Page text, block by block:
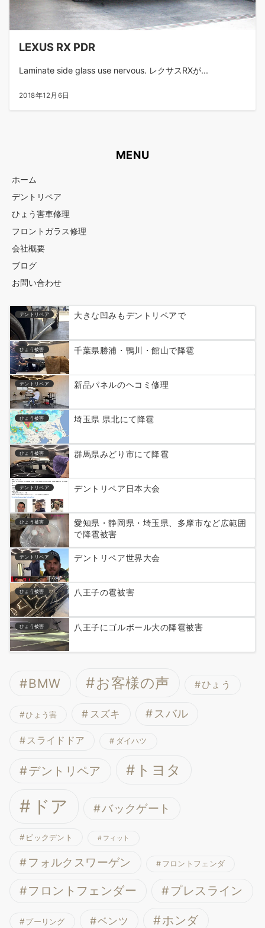
LEXUS RX PDR
Laminate side glass use nervous. レクサスRXが...
2018年12月6日
MENU
ホーム
デントリペア
ひょう害車修理
フロントガラス修理
会社概要
ブログ
お問い合わせ
デントリペア 大きな凹みもデントリペアで
ひょう被害 千葉県勝浦・鴨川・館山で降雹
デントリペア 新品パネルのヘコミ修理
ひょう被害 埼玉県 県北にて降雹
ひょう被害 群馬県みどり市にて降雹
デントリペア デントリペア日本大会
ひょう被害
愛知県・静岡県・埼玉県、多摩市など広範囲
で降雹被害
デントリペア デントリペア世界大会
ひょう被害 八王子の雹被害
ひょう被害 八王子にゴルボール大の降雹被害
BMW お客様の声 ひょう
ひょう害 スズキ スバル
スライドドア ダイハツ
デントリペア トヨタ
ドア バックゲート
ビックデント フィット
フォルクスワーゲン フロントフェンダ
フロントフェンダー プレスライン
プーリング ベンツ ホンダ